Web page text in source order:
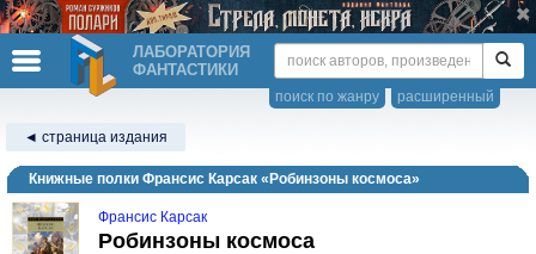
ЛАБОРАТОРИЯ
ФАНТАСТИКИ
расширенный
поиск по жанру
◄ страница издания
Книжные полки Франсис Карсак «Робинзоны космоса»
Франсис Карсак
Робинзоны космоса